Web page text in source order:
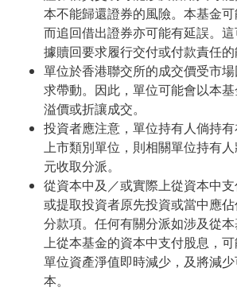
本不能歸還證券的風險。本基金可
而追回借出證券亦可能有延誤。
據贖回要求履行交付或付款責任的
單位於香港聯交所的成交價受市
求帶動。因此，單位可能會以本
溢價或折讓成交。
投資者應注意，單位持有人倘持
上市類別單位，則相關單位持有
元收取分派。
從資本中及／或實際上從資本中
或提取投資者原先投資或當中應
分款項。任何有關分派如涉及從
上從本基金的資本中支付股息，
單位資產淨值即時減少，及將減
本。